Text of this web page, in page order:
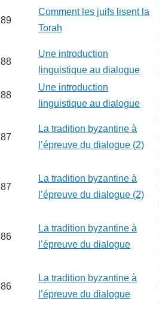
89
Comment les juifs lisent la
Torah
88
Une introduction
linguistique au dialogue
88
Une introduction
linguistique au dialogue
87
La tradition byzantine à
l’épreuve du dialogue (2)
87
La tradition byzantine à
l’épreuve du dialogue (2)
86
La tradition byzantine à
l’épreuve du dialogue
86
La tradition byzantine à
l’épreuve du dialogue